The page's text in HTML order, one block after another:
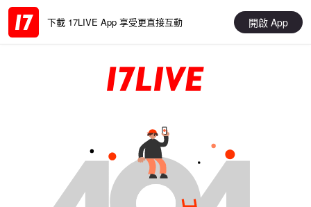
下載 17LIVE App 享受更直接互動 開啟 App